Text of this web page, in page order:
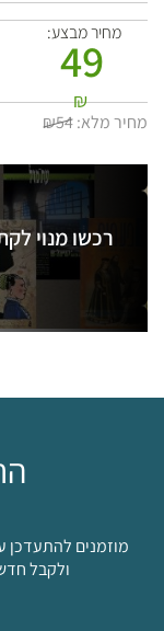
מחיר מבצע:
49
₪
מחיר מלא:₪54
רכשו מנוי
מוזמנים להתעדכן
ולקבל